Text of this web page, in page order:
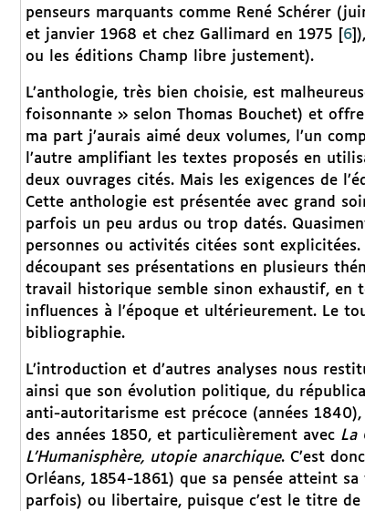
penseurs marquants comme René Schérer
et janvier 1968 et chez Gallimard en 1975
6]
ou les éditions Champ libre justement).
L’anthologie, très bien choisie, est
foisonnante » selon Thomas Bouchet) et
ma part j’aurais aimé deux volumes, l’un
l’autre amplifiant les textes proposés en
deux ouvrages cités. Mais les exigences de
Cette anthologie est présentée avec grand
parfois un peu ardus ou trop datés.
personnes ou activités citées sont
découpant ses présentations en plusieurs
travail historique semble sinon exhaustif, en
influences à l’époque et ultérieurement. Le
bibliographie.
L’introduction et d’autres analyses nous
ainsi que son évolution politique, du
anti-autoritarisme est précoce (années
des années 1850, et particulièrement avec La
L’Humanisphère, utopie anarchique. C’est
Orléans, 1854-1861) que sa pensée atteint
parfois) ou libertaire, puisque c’est le titre